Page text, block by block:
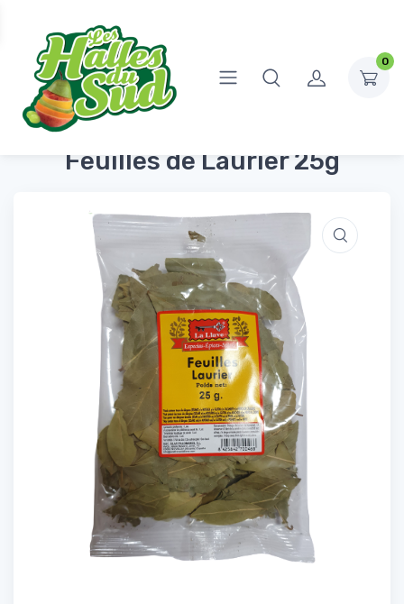
0
Accueil Épicerie Salée
Feuilles de Laurier 25g
Feuilles de Laurier 25g